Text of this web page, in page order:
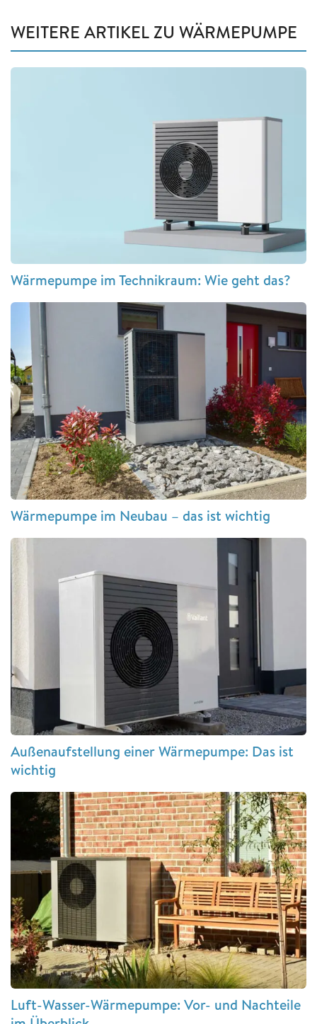
WEITERE ARTIKEL ZU WÄRMEPUMPE
Wärmepumpe im Technikraum: Wie geht das?
Wärmepumpe im Neubau – das ist wichtig
Außenaufstellung einer Wärmepumpe: Das ist
wichtig
Luft-Wasser-Wärmepumpe: Vor- und Nachteile